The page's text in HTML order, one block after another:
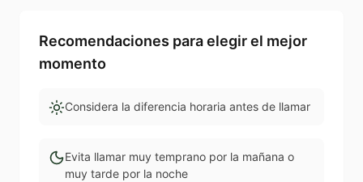
Recomendaciones para elegir el mejor
momento
Considera la diferencia horaria antes de llamar
Evita llamar muy temprano por la mañana o
muy tarde por la noche